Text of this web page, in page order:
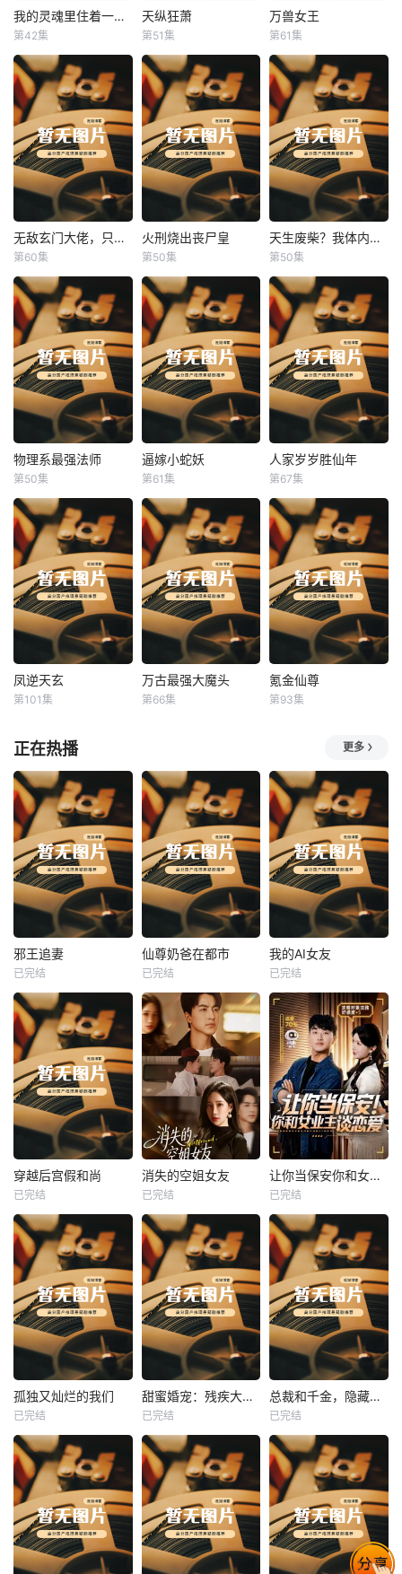
我的灵魂里住着一条龙 我的灵魂里住着一条龙
第42集
天纵狂萧
天纵狂萧
第51集
万兽女王
万兽女王
第61集
无敌玄门大佬，只听姐姐的话 无敌玄门大佬，只听姐姐的话
第60集
火刑烧出丧尸皇
火刑烧出丧尸皇
第50集
天生废柴？我体内有神血 天生废柴？我体内有神血
第50集
物理系最强法师
物理系最强法师
第50集
逼嫁小蛇妖
逼嫁小蛇妖
第61集
人家岁岁胜仙年
人家岁岁胜仙年
第67集
凤逆天玄
凤逆天玄
第101集
万古最强大魔头
万古最强大魔头
第66集
氪金仙尊
氪金仙尊
第93集
正在热播 更多
热播
邪王追妻
未知
邪王追妻
已完结
热播
未知
仙尊奶爸在都市
已完结
热播
我的AI女友
未知
我的AI女友
已完结
热播
未知
穿越后宫假和尚
已完结
热播
未知
消失的空姐女友
已完结
热播
未知
让你当保安你和女业主谈恋爱
已完结
热播
未知
孤独又灿烂的我们
已完结
热播
未知
甜蜜婚宠：残疾大佬夜夜撩
已完结
热播
未知
总裁和千金，隐藏身份闪婚了
已完结